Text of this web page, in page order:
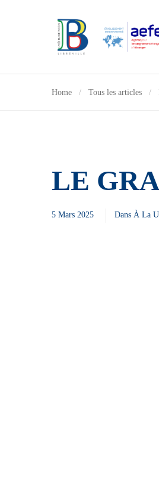
Home Tous les articles
LE
5 Mars 2025 Dans À La